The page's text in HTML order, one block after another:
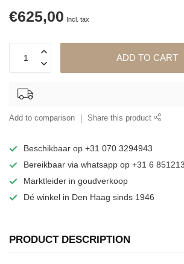
€625,00 Incl. tax
ADD TO CART
Add to comparison Share this product
Beschikbaar op +31 070 3294943
Bereikbaar via whatsapp op +31 6
Marktleider in goudverkoop
Dé winkel in Den Haag sinds 1946
PRODUCT DESCRIPTION